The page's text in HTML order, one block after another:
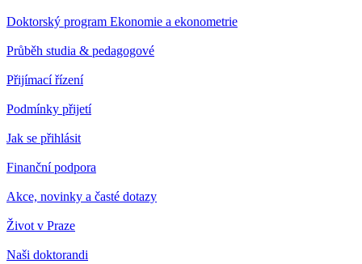
Doktorský program Ekonomie a ekonometrie
Průběh studia & pedagogové
Přijímací řízení
Podmínky přijetí
Jak se přihlásit
Finanční podpora
Akce, novinky a časté dotazy
Život v Praze
Naši doktorandi